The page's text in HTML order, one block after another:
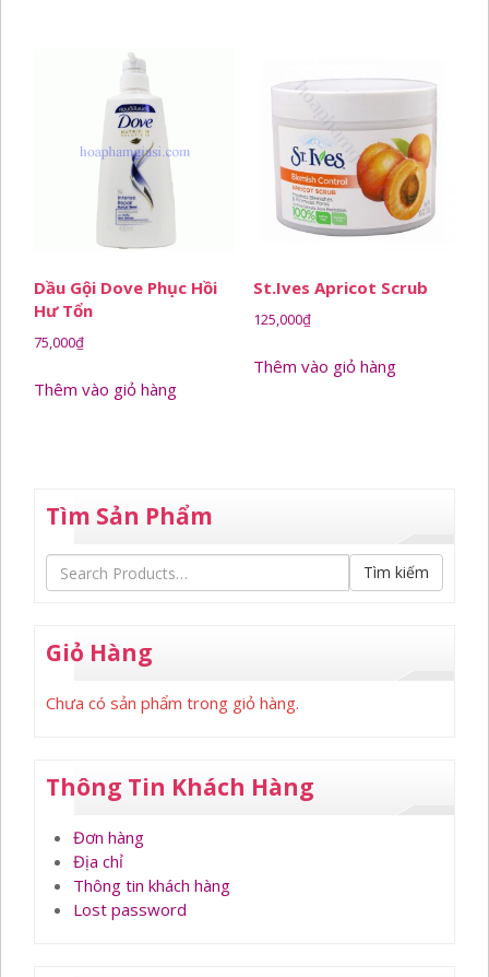
Dầu Gội Dove Phục Hồi
Hư Tổn
75,000₫
Thêm vào giỏ hàng
St.ives Apricot Scrub
125,000₫
Thêm vào giỏ hàng
Tìm Sản Phẩm
Tìm kiếm
Giỏ Hàng
Chưa có sản phẩm trong giỏ hàng.
Thông Tin Khách Hàng
Đơn hàng
Địa chỉ
Thông tin khách hàng
Lost password